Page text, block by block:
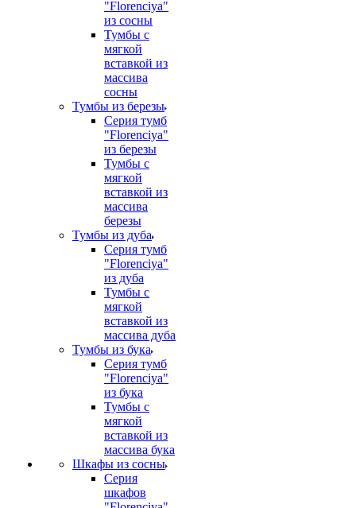
"Florenciya"
из сосны
Тумбы с
мягкой
вставкой из
массива
сосны
Тумбы из березы
Серия тумб
"Florenciya"
из березы
Тумбы с
мягкой
вставкой из
массива
березы
Тумбы из дуба
Серия тумб
"Florenciya"
из дуба
Тумбы с
мягкой
вставкой из
массива дуба
Тумбы из бука
Серия тумб
"Florenciya"
из бука
Тумбы с
мягкой
вставкой из
массива бука
Шкафы из сосны
Серия
шкафов